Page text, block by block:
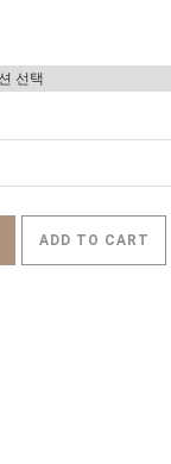
ADD TO CART